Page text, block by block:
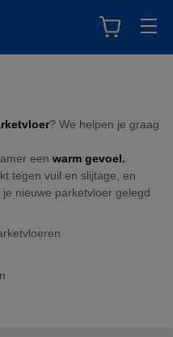
? We helpen je graag
een warm gevoel.
tegen vuil en slijtage, en
je nieuwe parketvloer gelegd